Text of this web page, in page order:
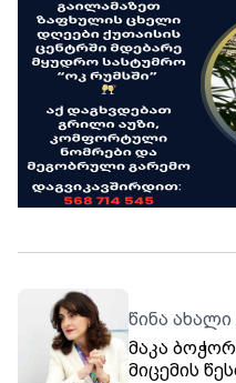
წინა ახალი
მაკა
მიცემის